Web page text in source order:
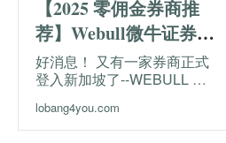
人如何用较划算的方式入金IB
。不管你是新加坡或马来西亚
的朋友都可以开
INTERACTIVE BROKERS来
投资英股喔！
【2025 零佣金券商推
荐】Webull微牛证券
（美港股券商）现登陆
新加坡！
好消息！ 又有一家券商正式
登入新加坡了--WEBULL 微
姐姐将会带您了解
WEBULL，包括其安全性、
lobang4you.com